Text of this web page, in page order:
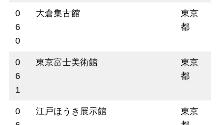
0
6
0
大倉集古館
東京
都
0
6
1
東京富士美術館
東京
都
0
江戸ほうき展示館
東京